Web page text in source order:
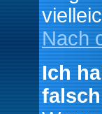
Nach
Ich